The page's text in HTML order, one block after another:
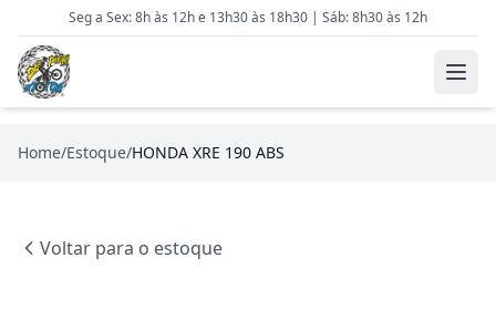
Seg a Sex: 8h às 12h e 13h30 às 18h30 | Sáb: 8h30 às 12h
Home/Estoque/HONDA XRE 190 ABS
Voltar para o estoque